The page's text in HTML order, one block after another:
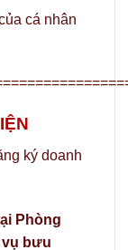
cá nhân
ký doanh
Phòng
bưu